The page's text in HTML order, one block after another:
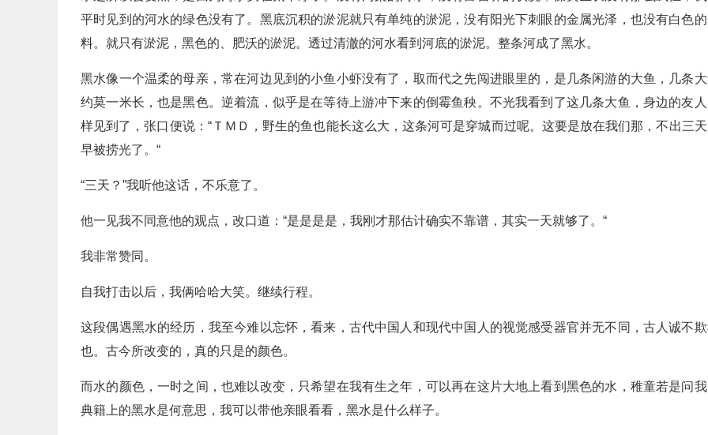
平时见到的河水的绿色没有了。黑底沉积的淤泥就只有单纯的淤泥，没有阳光下刺眼的金属光泽，也没有白色
料。就只有淤泥，黑色的、肥沃的淤泥。透过清澈的河水看到河底的淤泥。整条河成了黑水。
黑水像一个温柔的母亲，常在河边见到的小鱼小虾没有了，取而代之先闯进眼里的，是几条闲游的大鱼，几条
约莫一米长，也是黑色。逆着流，似乎是在等待上游冲下来的倒霉鱼秧。不光我看到了这几条大鱼，身边的友
样见到了，张口便说：“ＴＭＤ，野生的鱼也能长这么大，这条河可是穿城而过呢。这要是放在我们那，不出三
早被捞光了。“
“三天？”我听他这话，不乐意了。
他一见我不同意他的观点，改口道：“是是是是，我刚才那估计确实不靠谱，其实一天就够了。“
我非常赞同。
自我打击以后，我俩哈哈大笑。继续行程。
这段偶遇黑水的经历，我至今难以忘怀，看来，古代中国人和现代中国人的视觉感受器官并无不同，古人诚不
也。古今所改变的，真的只是的颜色。
而水的颜色，一时之间，也难以改变，只希望在我有生之年，可以再在这片大地上看到黑色的水，稚童若是问
典籍上的黑水是何意思，我可以带他亲眼看看，黑水是什么样子。